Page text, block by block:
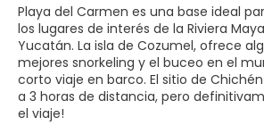
Playa del Carmen es una base ideal
los lugares de interés de la Riviera
Yucatán. La isla de Cozumel, ofrece
mejores snorkeling y el buceo en el
corto viaje en barco. El sitio de
a 3 horas de distancia, pero
el viaje!